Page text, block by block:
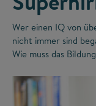
Wer einen IQ von
nicht immer sind
Wie muss das